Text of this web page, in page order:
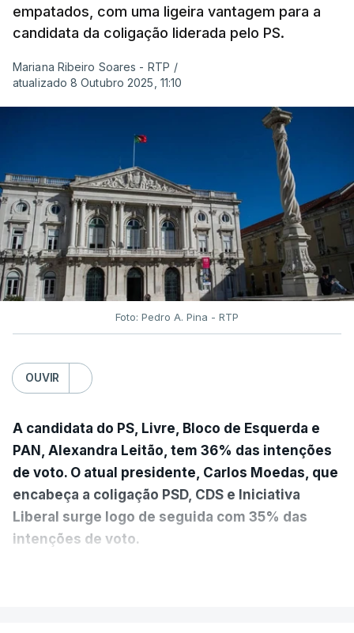
empatados, com uma ligeira vantagem para a
candidata da coligação liderada pelo PS.
Mariana Ribeiro Soares - RTP /
atualizado 8 Outubro 2025, 11:10
Foto: Pedro A. Pina - RTP
OUVIR
A candidata do PS, Livre, Bloco de Esquerda e
PAN, Alexandra Leitão, tem 36% das intenções
de voto. O atual presidente, Carlos Moedas, que
encabeça a coligação PSD, CDS e Iniciativa
Liberal surge logo de seguida com 35% das
intenções de voto.